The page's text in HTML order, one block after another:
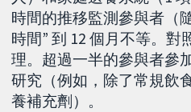
時間的推移監測參與者（
時間” 到 12 個月不等。對
理。超過一半的參與者參
研究（例如，除了常規飲
養補充劑）。